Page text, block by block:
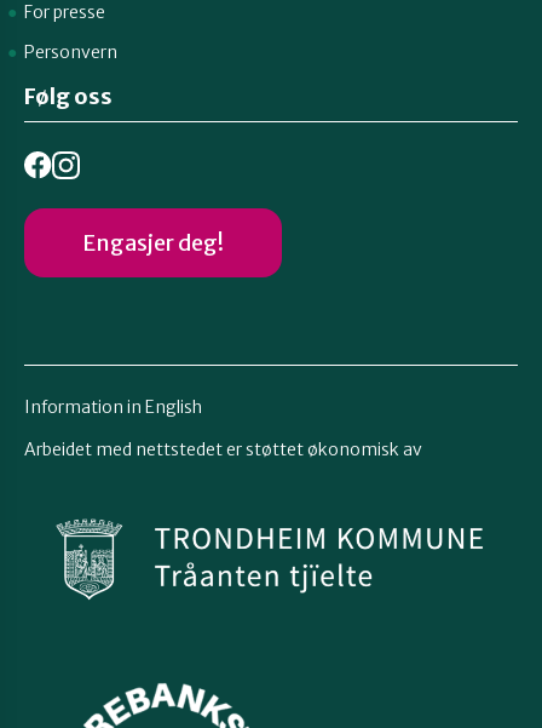
For presse
Personvern
Følg oss
Engasjer deg!
Information in English
Arbeidet med nettstedet er støttet økonomisk av